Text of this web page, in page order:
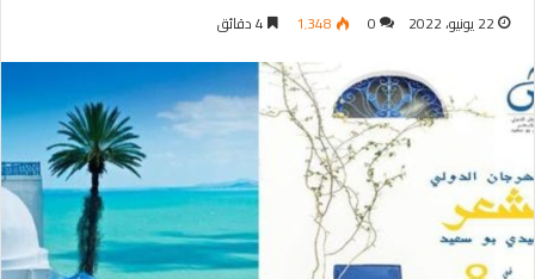
22 يونيو، 2022 0 1٬348